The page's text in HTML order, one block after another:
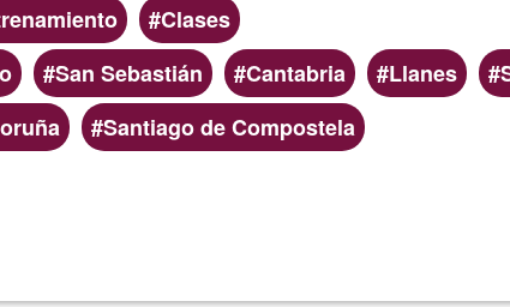
Clases
San Sebastián Cantabria Llanes
Santiago de Compostela